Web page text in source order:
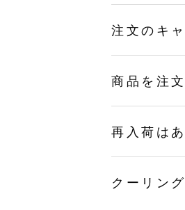
注文のキ
商品を注
再入荷は
クーリン